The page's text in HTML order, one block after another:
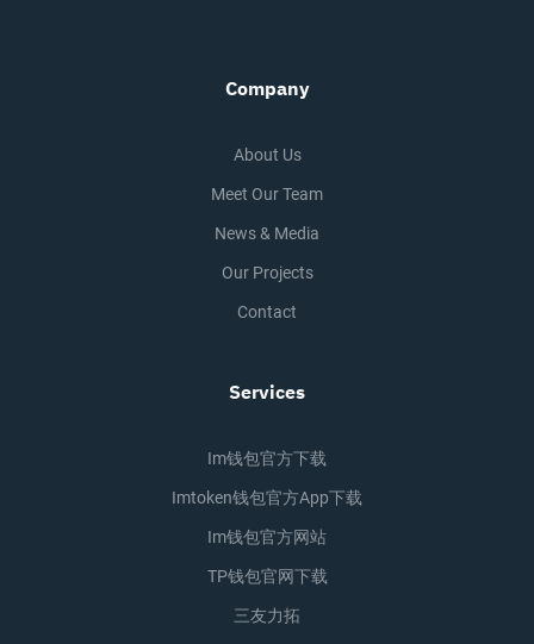
Company
About Us
Meet Our Team
News & Media
Our Projects
Contact
Services
Im钱包官方下载
Imtoken钱包官方app下载
Im钱包官方网站
TP钱包官网下载
三友力拓